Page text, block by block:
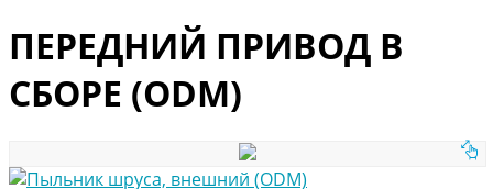
ПЕРЕДНИЙ ПРИВОД В
СБОРЕ (ODM)